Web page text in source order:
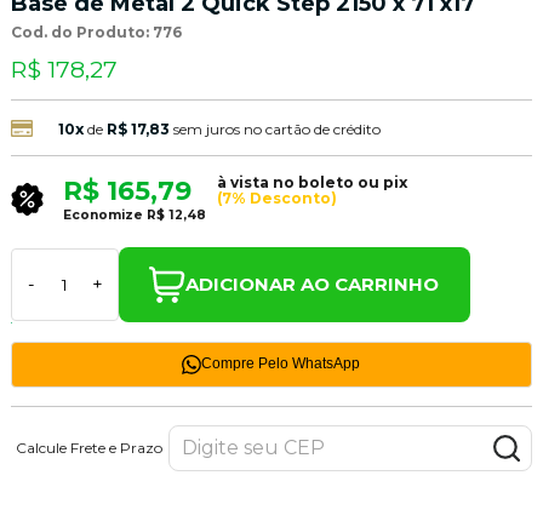
Cod. do Produto: 776
R$ 178,27
10xde R$ 17,83 sem juros no cartão de crédito
R$ 165,79
à vista no boleto ou pix
(7% Desconto)
Economize R$ 12,48
- + ADICIONAR AO CARRINHO
Compre Pelo WhatsApp
Calcule Frete e Prazo